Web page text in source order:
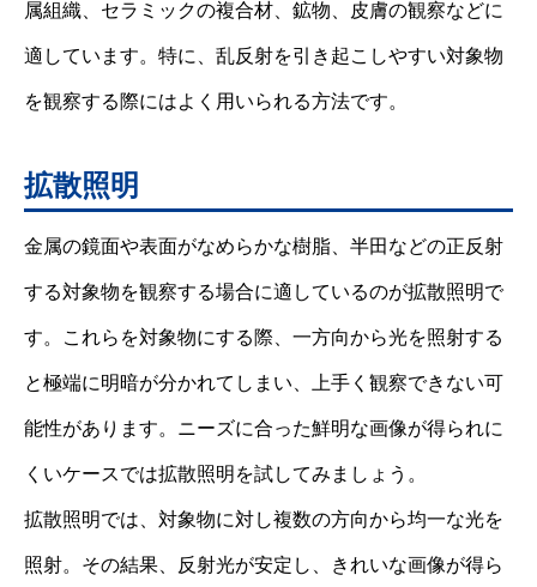
属組織、セラミックの複合材、鉱物、皮膚の観察などに
適しています。特に、乱反射を引き起こしやすい対象物
を観察する際にはよく用いられる方法です。
拡散照明
金属の鏡面や表面がなめらかな樹脂、半田などの正反射
する対象物を観察する場合に適しているのが拡散照明で
す。これらを対象物にする際、一方向から光を照射する
と極端に明暗が分かれてしまい、上手く観察できない可
能性があります。ニーズに合った鮮明な画像が得られに
くいケースでは拡散照明を試してみましょう。
拡散照明では、対象物に対し複数の方向から均一な光を
照射。その結果、反射光が安定し、きれいな画像が得ら